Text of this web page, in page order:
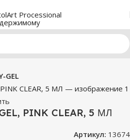
GEL
PINK CLEAR, 5 МЛ
Артикул: 13674